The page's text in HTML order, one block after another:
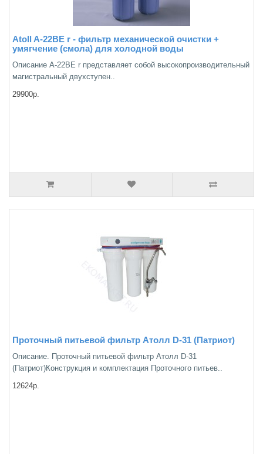
Atoll A-22BE r - фильтр механической очистки +
умягчение (смола) для холодной воды
Описание А-22ВЕ r представляет собой высокопроизводительный
магистральный двухступен..
29900р.
Проточный питьевой фильтр Атолл D-31 (Патриот)
Описание. Проточный питьевой фильтр Атолл D-31
(Патриот)Конструкция и комплектация Проточного питьев..
12624р.